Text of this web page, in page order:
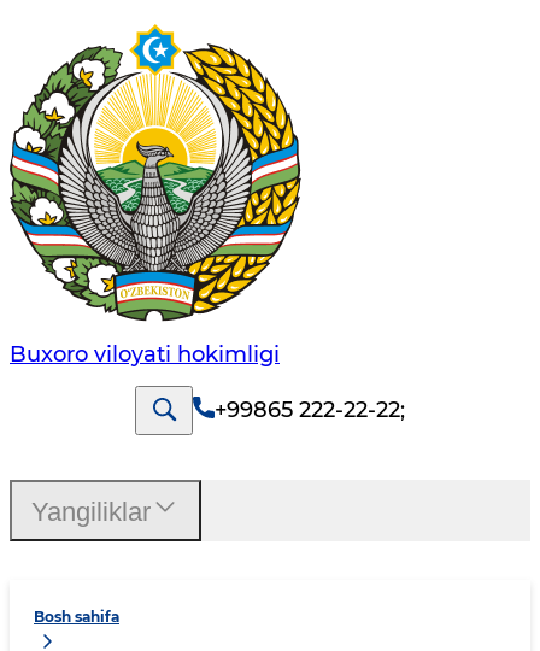
Buxoro viloyati hokimligi
+99865 222-22-22;
Bosh sahifa
Yangiliklar